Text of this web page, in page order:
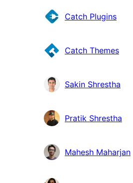
ફાળો
Catch Plugins
Catch Themes
Sakin Shrestha
Pratik Shrestha
Mahesh Maharjan